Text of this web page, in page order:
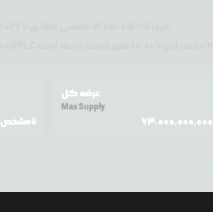
نامشخص
عرضه کل
Max Supply
64,000,000,000